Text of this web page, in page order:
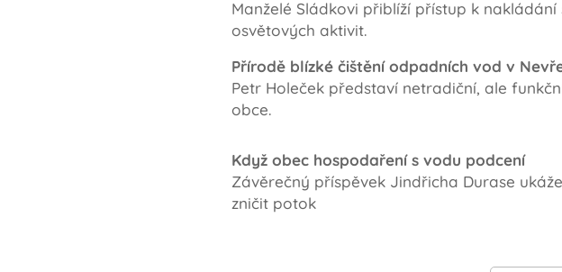
Manželé Sládkovi přiblíží přístup k
osvětových aktivit.
Přírodě blízké čištění odpadních vod v
Petr Holeček představí netradiční, ale
obce.
Když obec hospodaření s vodu podcení
Závěrečný příspěvek Jindřicha Durase
zničit potok